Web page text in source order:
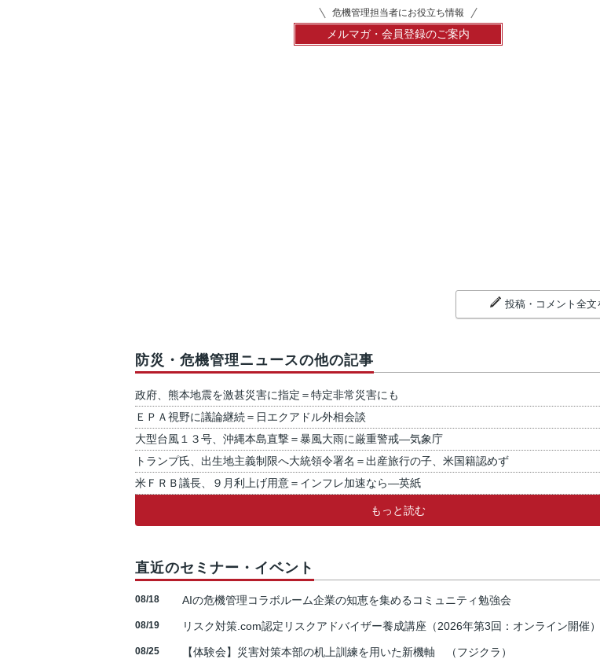
危機管理担当者にお役立ち情報
メルマガ・会員登録のご案内
投稿・コメント全文
防災・危機管理ニュースの他の記事
政府、熊本地震を激甚災害に指定＝特定非常災害にも
ＥＰＡ視野に議論継続＝日エクアドル外相会談
大型台風１３号、沖縄本島直撃＝暴風大雨に厳重警戒―気象庁
トランプ氏、出生地主義制限へ大統領令署名＝出産旅行の子、米国籍認めず
米ＦＲＢ議長、９月利上げ用意＝インフレ加速なら―英紙
もっと読む
直近のセミナー・イベント
08/18 AIの危機管理コラボルーム企業の知恵を集めるコミュニティ勉強会
08/19 リスク対策.com認定リスクアドバイザー養成講座（2026年第3回：オンライン開催）
08/25 【体験会】災害対策本部の机上訓練を用いた新機軸 （フジクラ）